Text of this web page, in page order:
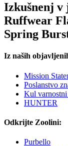
Izkušnenj v
Ruffwear
Spring
Iz naših
Mission
Poslanstvo
Kul varnostni
HUNTER
Odkrijte Zoolini:
Purbello